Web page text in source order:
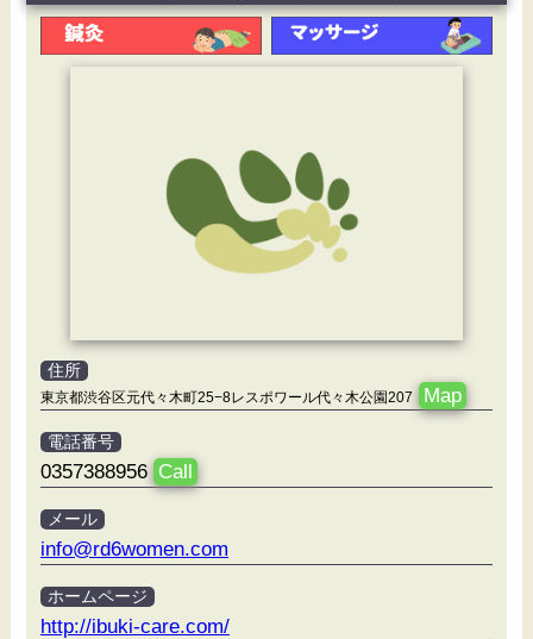
住所
東京都渋谷区元代々木町25−8レスポワール代々木公園207 Map
電話番号
0357388956 Call
メール
info@rd6women.com
ホームページ
http://ibuki-care.com/